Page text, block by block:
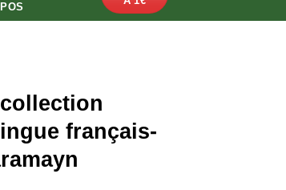
français-